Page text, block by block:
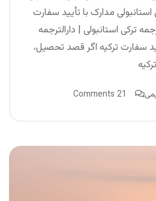
مدارک با تأیید سفارت
ترکی استانبولی | دارالترجمه
سفارت ترکیه اگر قصد تحصیل،
21 Comments